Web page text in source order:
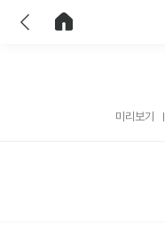
미리보기